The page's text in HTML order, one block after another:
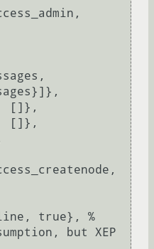
true}, %
but XEP